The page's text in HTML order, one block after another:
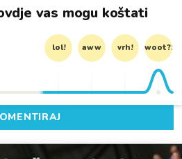
vas mogu koštati
lol! aww vrh! woot?!